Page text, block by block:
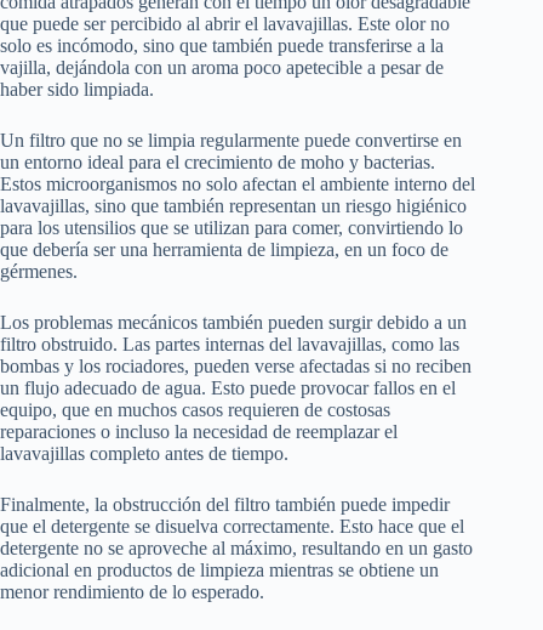
que puede ser percibido al abrir el lavavajillas. Este olor no
solo es incómodo, sino que también puede transferirse a la
vajilla, dejándola con un aroma poco apetecible a pesar de
haber sido limpiada.
Un filtro que no se limpia regularmente puede convertirse en
un entorno ideal para el crecimiento de moho y bacterias.
Estos microorganismos no solo afectan el ambiente interno del
lavavajillas, sino que también representan un riesgo higiénico
para los utensilios que se utilizan para comer, convirtiendo lo
que debería ser una herramienta de limpieza, en un foco de
gérmenes.
Los problemas mecánicos también pueden surgir debido a un
filtro obstruido. Las partes internas del lavavajillas, como las
bombas y los rociadores, pueden verse afectadas si no reciben
un flujo adecuado de agua. Esto puede provocar fallos en el
equipo, que en muchos casos requieren de costosas
reparaciones o incluso la necesidad de reemplazar el
lavavajillas completo antes de tiempo.
Finalmente, la obstrucción del filtro también puede impedir
que el detergente se disuelva correctamente. Esto hace que el
detergente no se aproveche al máximo, resultando en un gasto
adicional en productos de limpieza mientras se obtiene un
menor rendimiento de lo esperado.